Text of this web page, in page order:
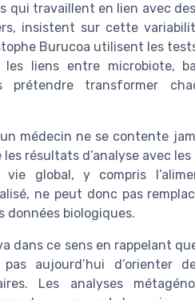
qui travaillent en lien avec
insistent sur cette
Burucoa utilisent les
liens entre microbiote,
prétendre transformer
médecin ne se contente
résultats d’analyse avec
global, y compris
ne peut donc pas
données biologiques.
dans ce sens en rappelant
aujourd’hui
Les analyses